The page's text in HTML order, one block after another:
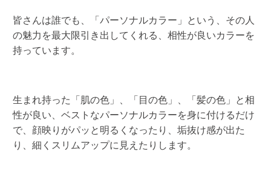
皆さんは誰でも、「パーソナルカラー」という、その人
の魅力を最大限引き出してくれる、相性が良いカラーを
持っています。
生まれ持った「肌の色」、「目の色」、「髪の色」と相
性が良い、ベストなパーソナルカラーを身に付けるだけ
で、顔映りがパッと明るくなったり、垢抜け感が出た
り、細くスリムアップに見えたりします。